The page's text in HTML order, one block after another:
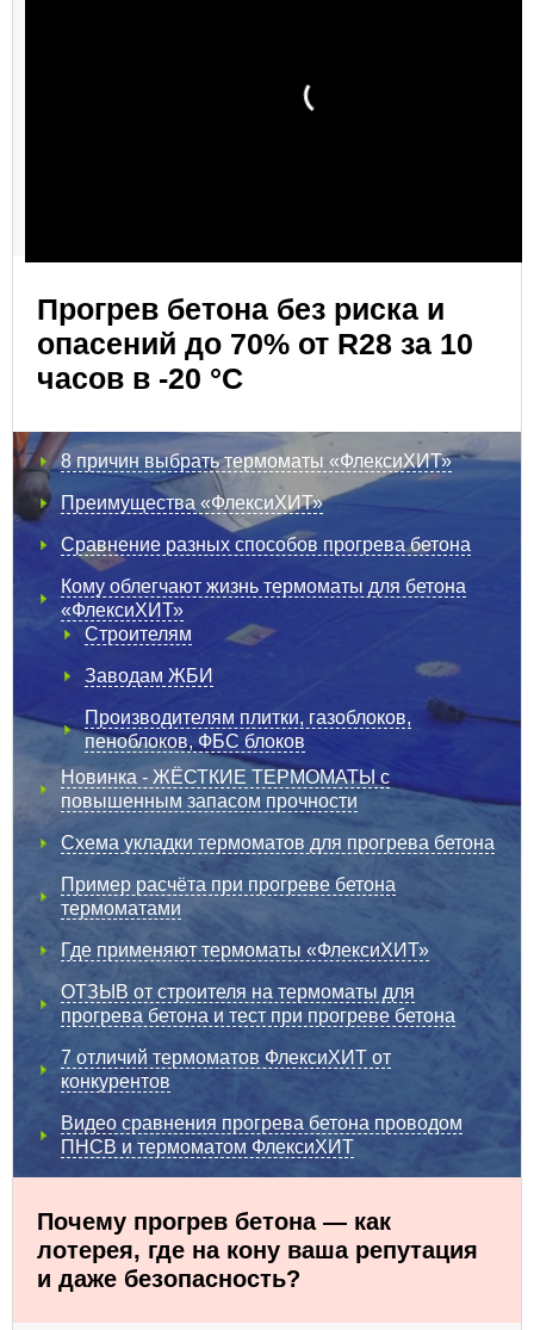
Прогрев бетона без риска и
опасений до 70% от R28 за 10
часов в -20 °С
8 причин выбрать термоматы «ФлексиХИТ»
Преимущества «ФлексиХИТ»
Сравнение разных способов прогрева бетона
Кому облегчают жизнь термоматы для бетона
«ФлексиХИТ»
Строителям
Заводам ЖБИ
Производителям плитки, газоблоков,
пеноблоков, ФБС блоков
Новинка - ЖЁСТКИЕ ТЕРМОМАТЫ с
повышенным запасом прочности
Схема укладки термоматов для прогрева бетона
Пример расчёта при прогреве бетона
термоматами
Где применяют термоматы «ФлексиХИТ»
ОТЗЫВ от строителя на термоматы для
прогрева бетона и тест при прогреве бетона
7 отличий термоматов ФлексиХИТ от
конкурентов
Видео сравнения прогрева бетона проводом
ПНСВ и термоматом ФлексиХИТ
Почему прогрев бетона — как
лотерея, где на кону ваша репутация
и даже безопасность?